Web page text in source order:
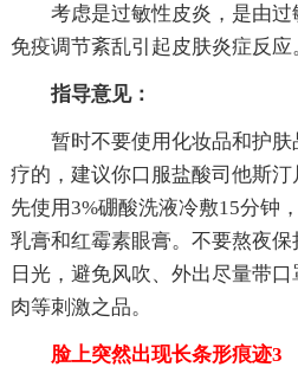
考虑是过敏性皮炎，是由
免疫调节紊乱引起皮肤炎症反应
指导意见：
暂时不要使用化妆品和护
疗的，建议你口服盐酸司他斯
先使用3%硼酸洗液冷敷15分钟
乳膏和红霉素眼膏。不要熬夜
日光，避免风吹、外出尽量带
肉等刺激之品。
脸上突然出现长条形痕迹3